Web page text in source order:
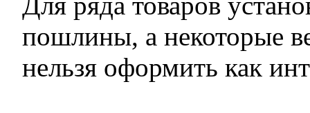
пошлины, а некоторые
нельзя оформить как